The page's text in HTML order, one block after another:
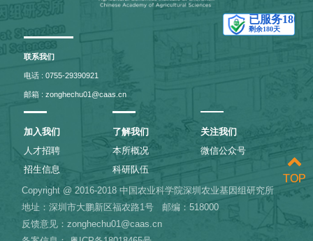
联系我们
电话 : 0755-29390921
邮箱 : zonghechu01@caas.cn
加入我们
人才招聘
招生信息
了解我们
本所概况
科研队伍
关注我们
微信公众号
Copyright @ 2016-2018 中国农业科学院深圳农业基因组研究所
地址：深圳市大鹏新区福农路1号
邮编：518000
反馈意见：zonghechu01@caas.cn
TOP
TOP